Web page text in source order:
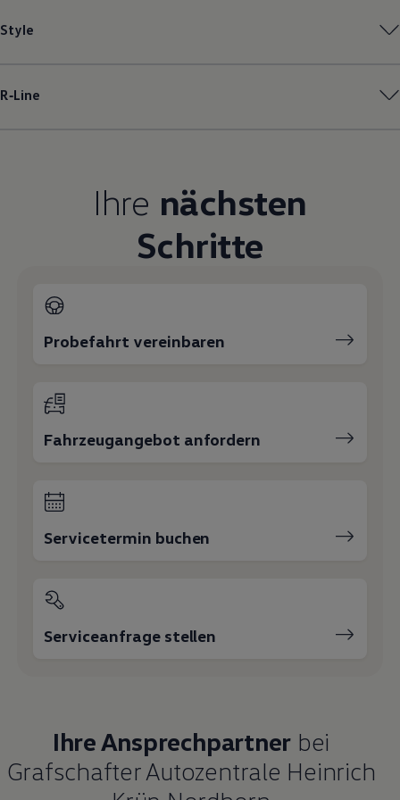
Style
R‑Line
Ihre nächsten
Schritte
Probefahrt vereinbaren
Fahrzeugangebot anfordern
Servicetermin buchen
Serviceanfrage stellen
Ihre Ansprechpartner bei
Grafschafter Autozentrale Heinrich